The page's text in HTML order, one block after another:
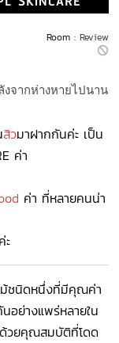
Room : Review
จากห่างหายไปนาน
สิวมาฝากกันค่ะ เป็น
ค่า
ค่า ที่หลายคนน่า
ะ
ชนิดหนึ่งที่มีคุณค่า
อย่างแพร่หลายใน
วยคุณสมบัติที่โดด